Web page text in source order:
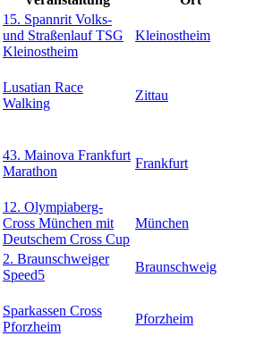
15. Spannrit Volks-
und Straßenlauf TSG
Kleinostheim
Kleinostheim
Lusatian Race
Walking
Zittau
43. Mainova Frankfurt
Marathon
Frankfurt
12. Olympiaberg-
Cross München mit
Deutschem Cross Cup
München
2. Braunschweiger
Speed5
Braunschweig
Sparkassen Cross
Pforzheim
Pforzheim